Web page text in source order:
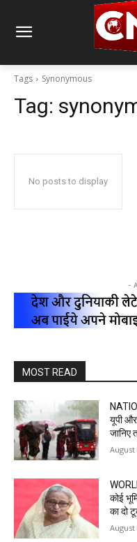
Tags Synonymous
Tag:
No posts to display
-
MOST READ
यूपी
जानिए
August
कोई
का दो
August